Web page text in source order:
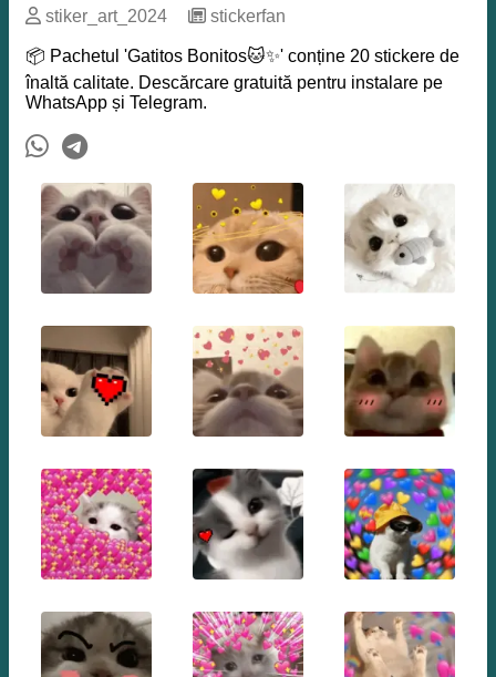
stiker_art_2024 stickerfan
📦 Pachetul 'Gatitos Bonitos🐱✨' conține 20 stickere de
înaltă calitate. Descărcare gratuită pentru instalare pe
WhatsApp și Telegram.